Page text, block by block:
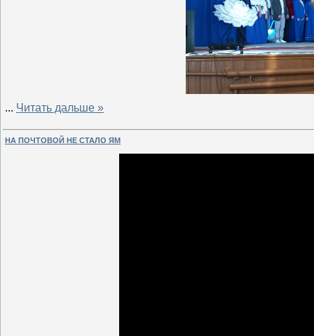
... Читать дальше »
НА ПОЧТОВОЙ НЕ СТАЛО ЯМ